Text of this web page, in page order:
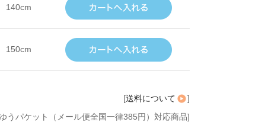
140cm
150cm
[送料について
]
うパケット（メール便全国一律385円）対応商品]